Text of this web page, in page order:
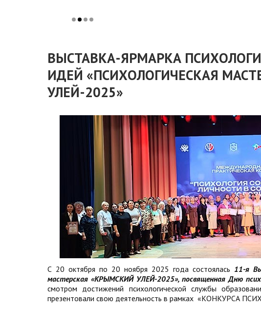
ВЫСТАВКА-ЯРМАРКА
ИДЕЙ «ПСИХОЛОГИЧЕСКАЯ
УЛЕЙ-2025»
С 20 октября по 20 ноября 2025 года состоялась 11-я
мастерская «КРЫМСКИЙ УЛЕЙ-2025», посвященная Дню
смотром достижений психологической службы
презентовали свою деятельность в рамках «КОНКУРСА